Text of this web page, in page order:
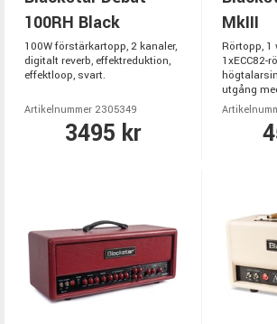
100RH Black
100W förstärkartopp, 2 kanaler,
digitalt reverb, effektreduktion,
effektloop, svart.
Artikelnummer 2305349
3495 kr
MkIII
Rörtopp, 1
1xECC82-
utgång